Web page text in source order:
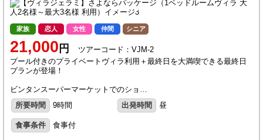
家族 恋人 女性 仲間 シニア
21,000 円
ツアーコード：VJM-2
プール付きのプライベートヴィラ利用＋最終日を大満喫できる最終日
プランが登場！
ビンタンスーパーマーケットでのショ…
所要時間
9時間 出発時間 昼
食事条件 食事付